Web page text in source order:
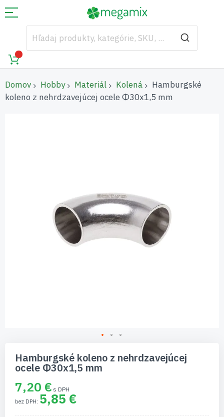
Domov Hobby Materiál Kolená
Hamburgské
koleno z nehrdzavejúcej ocele Φ30x1,5 mm
začiatok
galérie
Hamburgské koleno z nehrdzavejúcej
ocele Φ30x1,5 mm
7,20 €
5,85 €